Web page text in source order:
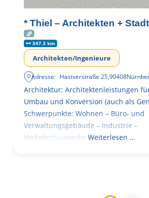
* Thiel – Architekten +
347.3 km
Architekten/Ingenieure
Adresse: Hastverstraße 25,90408
Architektur: Architektenleistungen
Umbau und Konversion (auch als
Schwerpunkte: Wohnen – Büro- und
Verwaltungsgebäude – Industrie –
Verkehrsbauwerke. Weiterlesen …